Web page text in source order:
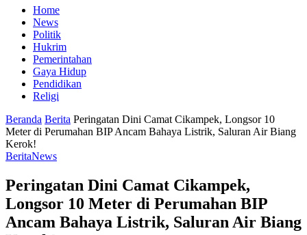
Home
News
Politik
Hukrim
Pemerintahan
Gaya Hidup
Pendidikan
Religi
Beranda Berita Peringatan Dini Camat Cikampek, Longsor 10
Meter di Perumahan BIP Ancam Bahaya Listrik, Saluran Air Biang
Kerok!
BeritaNews
Peringatan Dini Camat Cikampek,
Longsor 10 Meter di Perumahan BIP
Ancam Bahaya Listrik, Saluran Air Biang